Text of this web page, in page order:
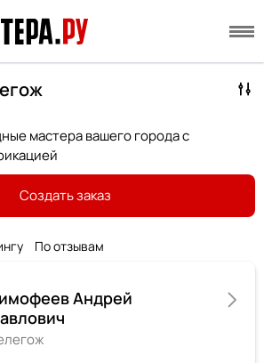
мастера вашего города с
Создать заказ
По отзывам
Андрей